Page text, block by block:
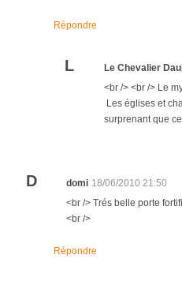
Répondre
L Le Chevalier
<br /> <br /> Le
Les églises et
surprenant que
D domi 18/06/2010 21:50
<br /> Trés belle porte
<br />
Répondre